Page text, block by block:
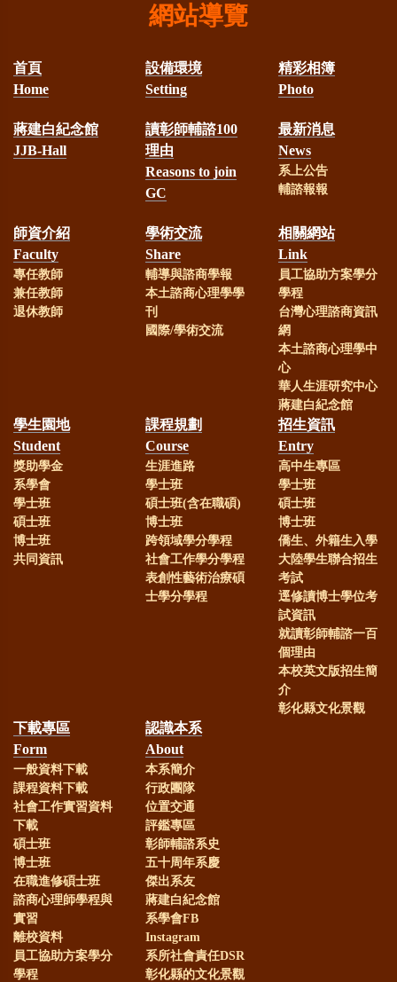
網站導覽
首頁
Home
設備環境
Setting
精彩相簿
Photo
蔣建白紀念館
JJB-Hall
讀彰師輔諮100
理由
Reasons to join
GC
最新消息
News
系上公告
輔諮報報
師資介紹
Faculty
專任教師
兼任教師
退休教師
學術交流
Share
輔導與諮商學報
本土諮商心理學學
刊
國際/學術交流
相關網站
Link
員工協助方案學分
學程
台灣心理諮商資訊
網
本土諮商心理學中
心
華人生涯研究中心
蔣建白紀念館
學生園地
Student
獎助學金
系學會
學士班
碩士班
博士班
共同資訊
課程規劃
Course
生涯進路
學士班
碩士班(含在職碩)
博士班
跨領域學分學程
社會工作學分學程
表創性藝術治療碩
士學分學程
招生資訊
Entry
高中生專區
學士班
碩士班
博士班
僑生、外籍生入學
大陸學生聯合招生
考試
逕修讀博士學位考
試資訊
就讀彰師輔諮一百
個理由
本校英文版招生簡
介
彰化縣文化景觀
下載專區
Form
一般資料下載
課程資料下載
社會工作實習資料
下載
碩士班
博士班
在職進修碩士班
諮商心理師學程與
實習
離校資料
員工協助方案學分
學程
認識本系
About
本系簡介
行政團隊
位置交通
評鑑專區
彰師輔諮系史
五十周年系慶
傑出系友
蔣建白紀念館
系學會FB
Instagram
系所社會責任DSR
彰化縣的文化景觀